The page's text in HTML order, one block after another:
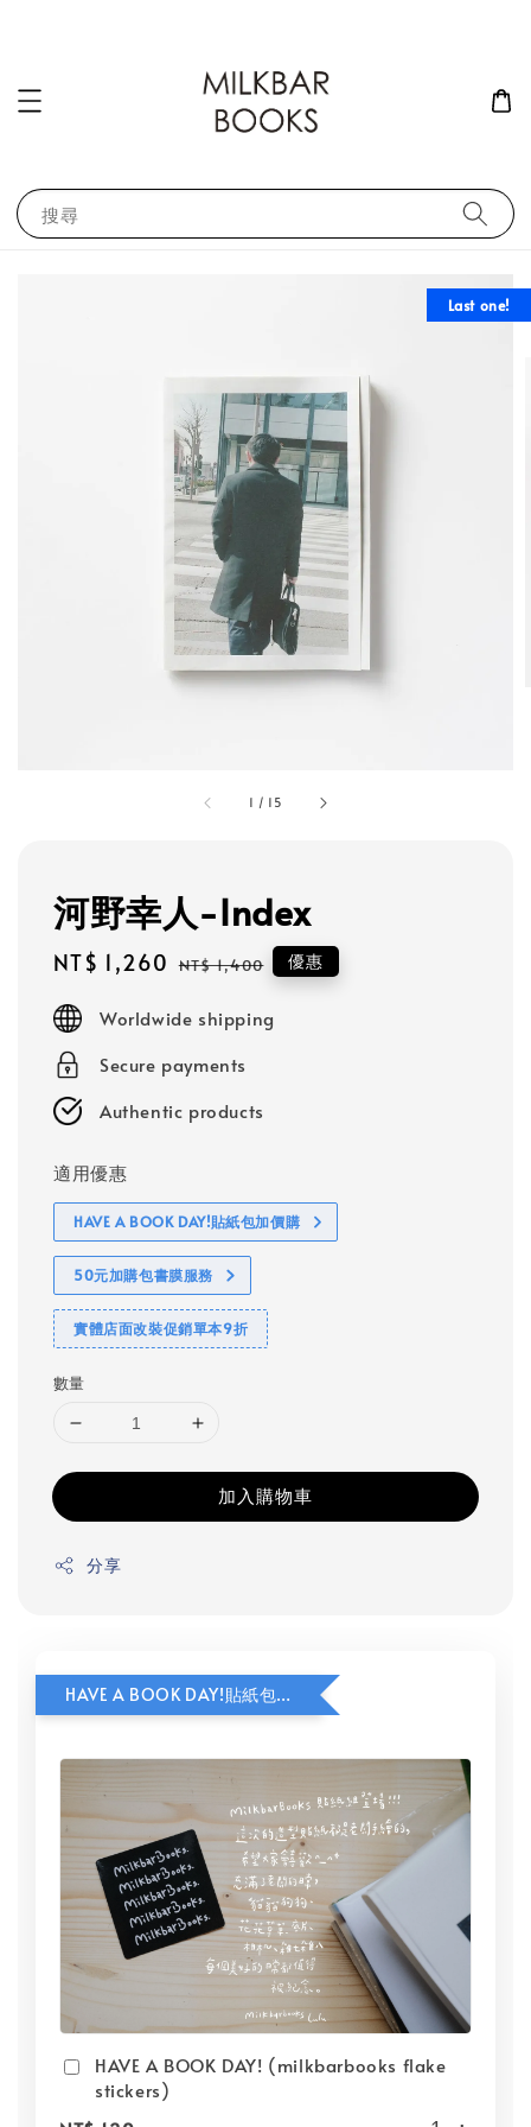
搜尋
1 / 15
Last one!
河野幸人-Index
Sale
NT$ 1,260 Regular
NT$ 1,400 優惠
Worldwide shipping
Secure payments
Authentic products
適用優惠
HAVE A BOOK DAY!貼紙包加價購
50元加購包書膜服務
實體店面改裝促銷單本9折
數量
加入購物車
分享
HAVE A BOOK DAY!貼紙包加價購
HAVE A BOOK DAY! (milkbarbooks flake
stickers)